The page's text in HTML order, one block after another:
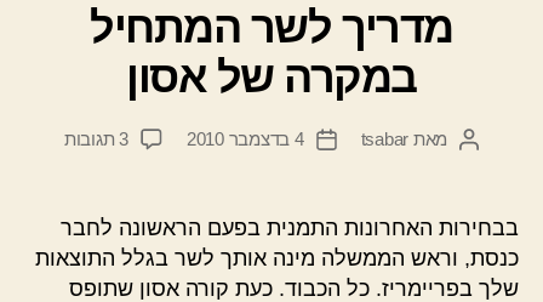
מדריך לשר המתחיל
במקרה של אסון
המחבר
מאת tsabar
תאריך
4 בדצמבר 2010 3 תגובות
על
המתחיל
של
בבחירות האחרונות התמנית בפעם הראשונה לחבר
כנסת, וראש הממשלה מינה אותך לשר בגלל התוצאות
שלך בפריימריז. כל הכבוד. כעת קורה אסון שתופס